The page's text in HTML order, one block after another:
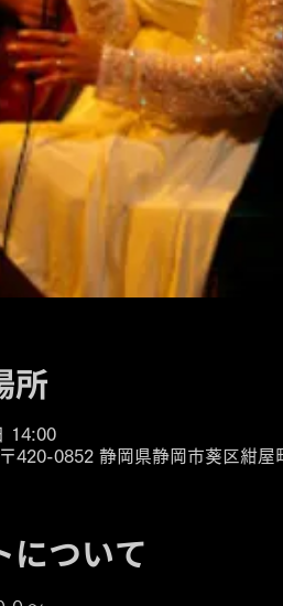
所
14:00
420-0852 静岡県静岡市葵区紺屋
について